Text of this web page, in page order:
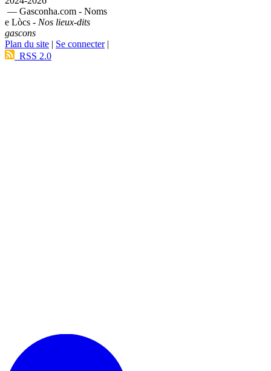
— Gasconha.com - Noms
e Lòcs - Nos lieux-dits
gascons
Plan du site | Se connecter|
RSS 2.0